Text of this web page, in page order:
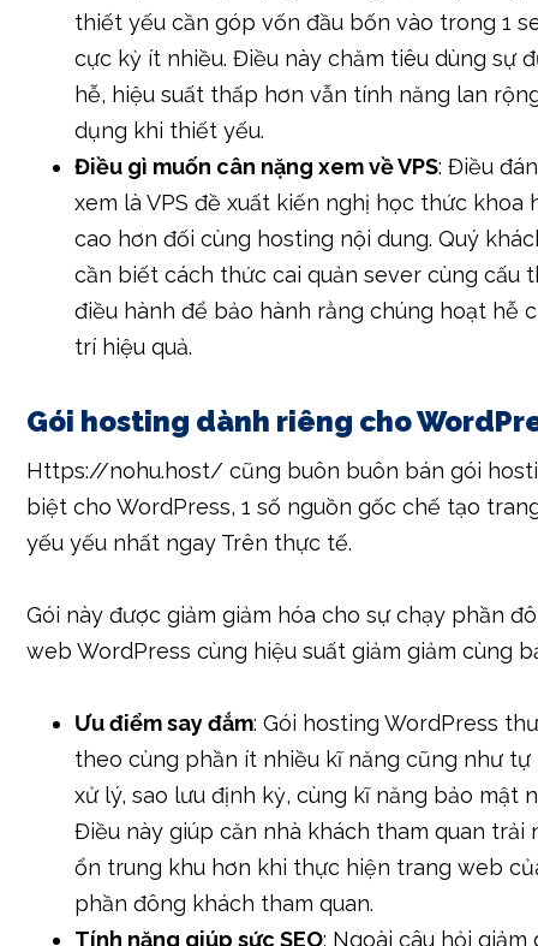
thiết yếu cần góp vốn đầu bốn vào trong 1
cực kỳ ít nhiều. Điều này chăm tiêu dùng sự
hễ, hiệu suất thấp hơn vẫn tính năng lan
dụng khi thiết yếu.
Điều gì muốn cân nặng xem về VPS: Điều
xem là VPS đề xuất kiến nghị học thức khoa
cao hơn đối cùng hosting nội dung. Quý
cần biết cách thức cai quản sever cùng cấu
điều hành để bảo hành rằng chúng hoạt hễ
trí hiệu quả.
Gói hosting dành riêng cho
Https://nohu.host/ cũng buôn buôn bán gói
biệt cho WordPress, 1 số nguồn gốc chế tạo
yếu yếu nhất ngay Trên thực tế.
Gói này được giảm giảm hóa cho sự chạy phần
web WordPress cùng hiệu suất giảm giảm cùng
Ưu điểm say đắm: Gói hosting WordPress
theo cùng phần ít nhiều kĩ năng cũng như tự
xử lý, sao lưu định kỳ, cùng kĩ năng bảo mật
Điều này giúp căn nhà khách tham quan trải
ổn trung khu hơn khi thực hiện trang web
phần đông khách tham quan.
Tính năng giúp sức SEO: Ngoài câu hỏi giảm